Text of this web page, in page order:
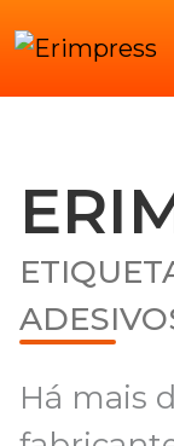
Há mais